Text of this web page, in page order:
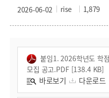
rise 1,879
2026-06-02
붙임1. 2026학년도 학
모집 공고.PDF [138.4 KB]
바로보기 다운로드